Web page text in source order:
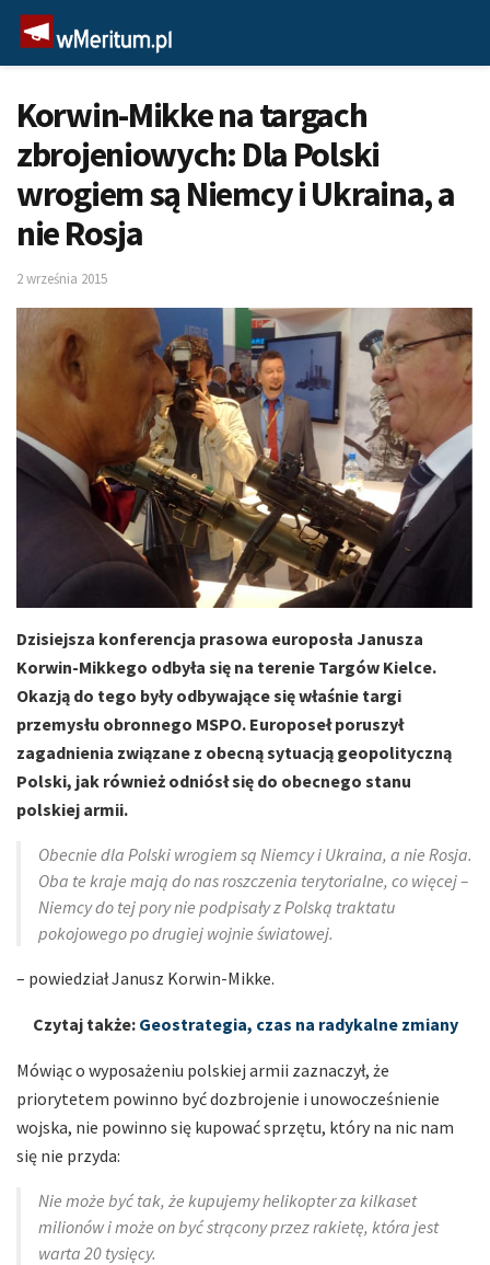
Korwin-Mikke na targach
zbrojeniowych: Dla Polski
wrogiem są Niemcy i Ukraina, a
nie Rosja
2 września 2015
Dzisiejsza konferencja prasowa europosła Janusza
Korwin-Mikkego odbyła się na terenie Targów Kielce.
Okazją do tego były odbywające się właśnie targi
przemysłu obronnego MSPO. Europoseł poruszył
zagadnienia związane z obecną sytuacją geopolityczną
Polski, jak również odniósł się do obecnego stanu
polskiej armii.
Obecnie dla Polski wrogiem są Niemcy i Ukraina, a nie Rosja.
Oba te kraje mają do nas roszczenia terytorialne, co więcej –
Niemcy do tej pory nie podpisały z Polską traktatu
pokojowego po drugiej wojnie światowej.
– powiedział Janusz Korwin-Mikke.
Czytaj także: Geostrategia, czas na radykalne zmiany
Mówiąc o wyposażeniu polskiej armii zaznaczył, że
priorytetem powinno być dozbrojenie i unowocześnienie
wojska, nie powinno się kupować sprzętu, który na nic nam
się nie przyda:
Nie może być tak, że kupujemy helikopter za kilkaset
milionów i może on być strącony przez rakietę, która jest
warta 20 tysięcy.